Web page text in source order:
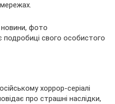
подробиці свого особистого
хоррор-серіалі
про страшні наслідки,